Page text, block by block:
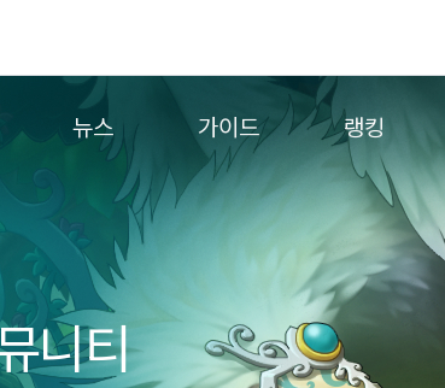
뉴스
업데이트
이벤트
캐시샵 공지
메이플 알림판
with maple
가이드
추가정보
랭킹
컨텐츠 랭킹
니티